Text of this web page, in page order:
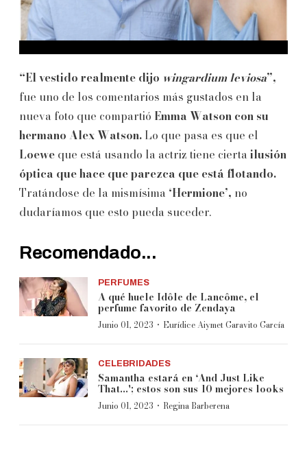
“El vestido realmente dijo wingardium leviosa”,
fue uno de los comentarios más gustados en la
nueva foto que compartió Emma Watson con su
hermano Alex Watson. Lo que pasa es que el
Loewe que está usando la actriz tiene cierta ilusión
óptica que hace que parezca que está flotando.
Tratándose de la mismísima ‘Hermione’, no
dudaríamos que esto pueda suceder.
Recomendado...
PERFUMES
A qué huele Idôle de Lancôme, el
perfume favorito de Zendaya
Junio 01, 2023 · Eurídice Aiymet Garavito García
CELEBRIDADES
Samantha estará en ‘And Just Like
That...'; estos son sus 10 mejores looks
Junio 01, 2023 · Regina Barberena